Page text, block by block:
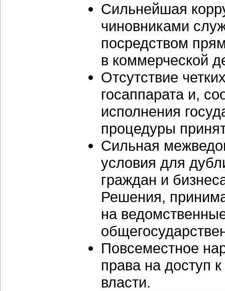
Сильнейшая
чиновниками
посредством
в коммерческой
Отсутствие
госаппарата и,
исполнения
процедуры
Сильная
условия для
граждан и
Решения,
на
Повсеместное
права на доступ
власти.